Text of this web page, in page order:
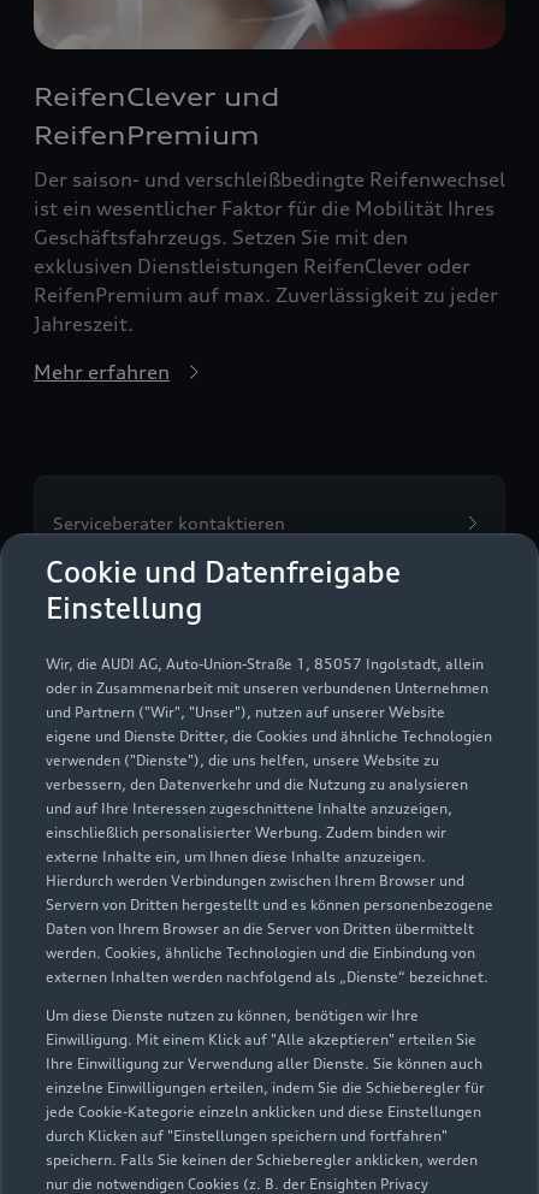
Cookie und Datenfreigabe
Einstellung
Wir, die AUDI AG, Auto-Union-Straße 1, 85057 Ingolstadt, allein
oder in Zusammenarbeit mit unseren verbundenen Unternehmen
und Partnern ("Wir", "Unser"), nutzen auf unserer Website
eigene und Dienste Dritter, die Cookies und ähnliche Technologien
verwenden ("Dienste"), die uns helfen, unsere Website zu
verbessern, den Datenverkehr und die Nutzung zu analysieren
und auf Ihre Interessen zugeschnittene Inhalte anzuzeigen,
einschließlich personalisierter Werbung. Zudem binden wir
externe Inhalte ein, um Ihnen diese Inhalte anzuzeigen.
Hierdurch werden Verbindungen zwischen Ihrem Browser und
Servern von Dritten hergestellt und es können personenbezogene
Daten von Ihrem Browser an die Server von Dritten übermittelt
werden. Cookies, ähnliche Technologien und die Einbindung von
externen Inhalten werden nachfolgend als „Dienste“ bezeichnet.
Um diese Dienste nutzen zu können, benötigen wir Ihre
Einwilligung. Mit einem Klick auf "Alle akzeptieren" erteilen Sie
Ihre Einwilligung zur Verwendung aller Dienste. Sie können auch
einzelne Einwilligungen erteilen, indem Sie die Schieberegler für
jede Cookie-Kategorie einzeln anklicken und diese Einstellungen
durch Klicken auf "Einstellungen speichern und fortfahren"
speichern. Falls Sie keinen der Schieberegler anklicken, werden
nur die notwendigen Cookies (z. B. der Ensighten Privacy
ReifenClever und
ReifenPremium
Der saison- und verschleißbedingte Reifenwechsel
ist ein wesentlicher Faktor für die Mobilität Ihres
Geschäftsfahrzeugs. Setzen Sie mit den
exklusiven Dienstleistungen ReifenClever oder
ReifenPremium auf max. Zuverlässigkeit zu jeder
Jahreszeit.
Mehr erfahren
Serviceberater kontaktieren